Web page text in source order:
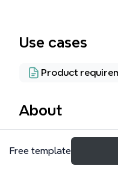
Use cases
Product
About
文件管理服务模板是
导图，覆盖了方案、功
节点。它详细规划了
Free template